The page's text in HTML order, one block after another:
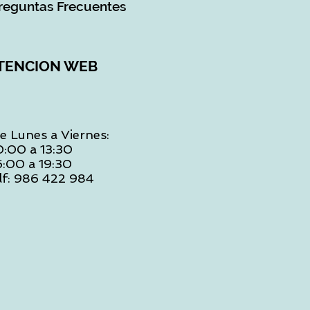
Frecuentes
WEB
Lunes a Viernes:
a 13:30
a 19:30
986 422 984